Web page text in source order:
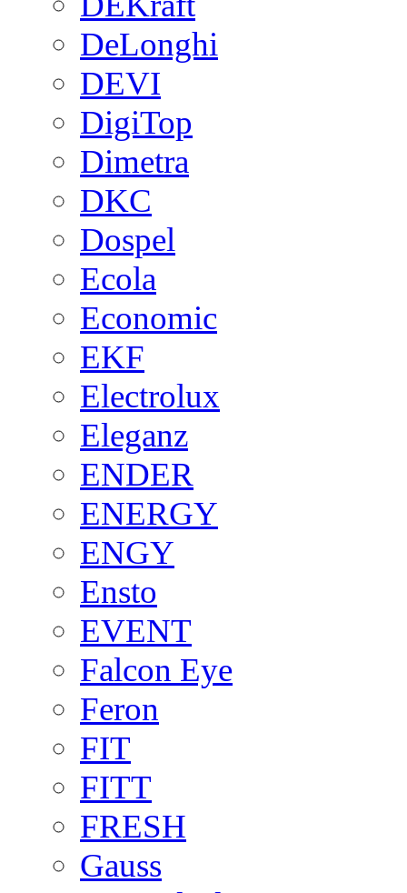
DeLonghi
DEVI
DigiTop
Dimetra
DKC
Dospel
Ecola
Economic
EKF
Electrolux
Eleganz
ENDER
ENERGY
ENGY
Ensto
EVENT
Falcon Eye
Feron
FIT
FITT
FRESH
Gauss